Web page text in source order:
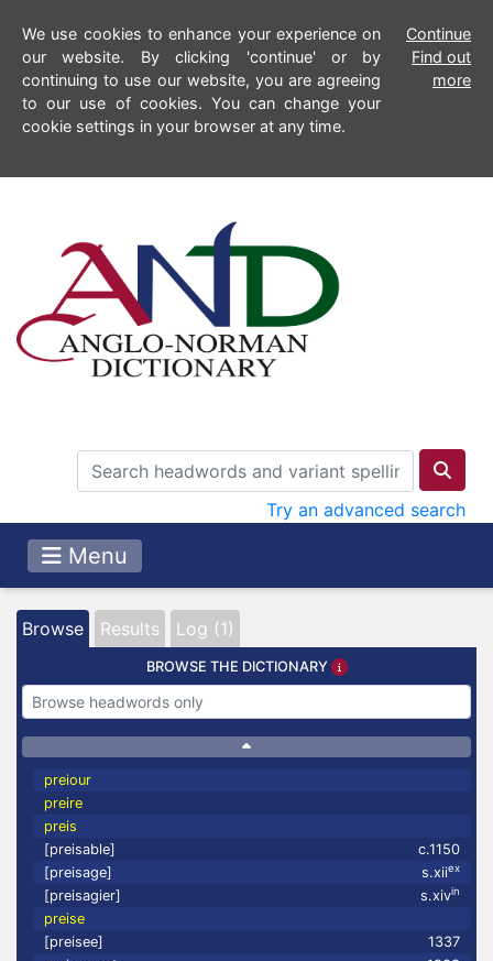
We use cookies to enhance your experience on
our website. By clicking 'continue' or by
continuing to use our website, you are agreeing
to our use of cookies. You can change your
cookie settings in your browser at any time.
Continue
Find out
more
Try an advanced search
Menu
Browse Results Log (1)
BROWSE THE DICTIONARY
preiour
preire
preis
[preisable]
c.1150
[preisage]
s.xiiex
[preisagier] s.xivin
preise
[preisee]
1337